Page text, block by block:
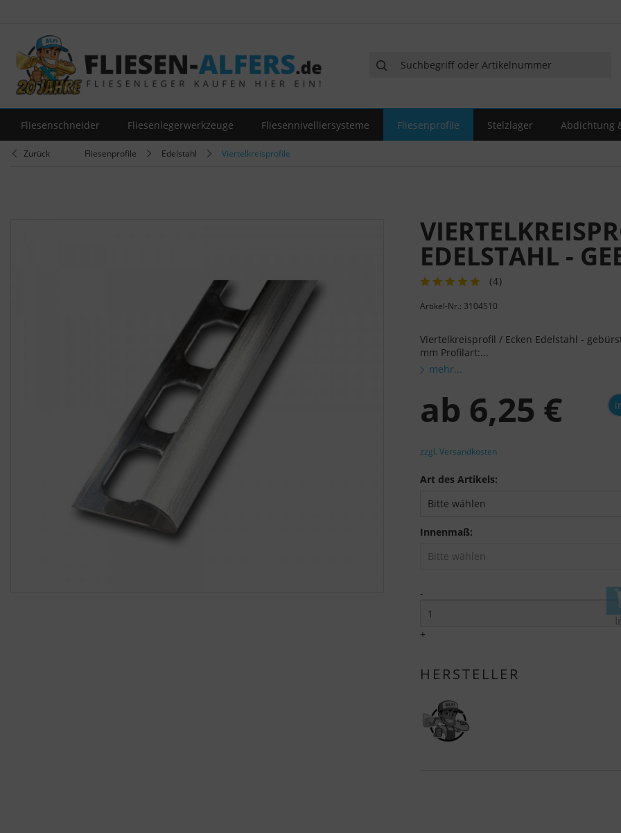
Fliesenschneider Fliesenlegerwerkzeuge Fliesennivelliersysteme Fliesenprofile Stelzlager Abdichtung
Zurück Fliesenprofile Edelstahl Viertelkreisprofile
EDELSTAHL -
(4)
Artikel-Nr.: 3104510
Viertelkreisprofil / Ecken Edelstahl -
mm Profilart:...
mehr...
ab 6,25 €
zzgl. Versandkosten
Art des Artikels:
Innenmaß:
-
+
HERSTELLER